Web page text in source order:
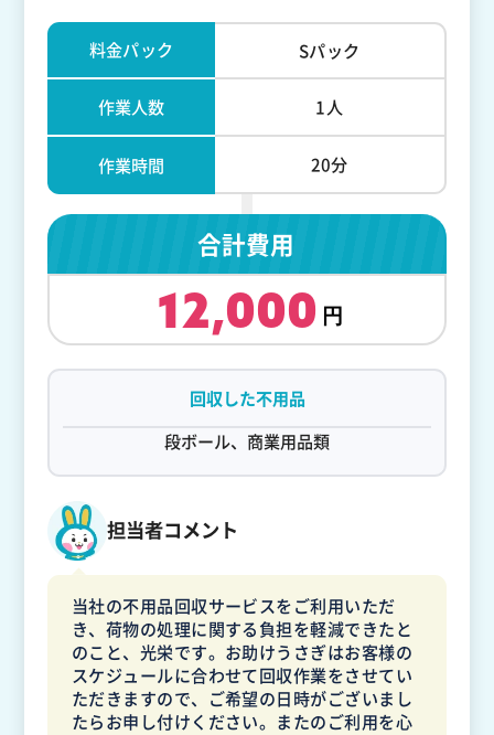
料金パック Sパック
作業人数 1人
作業時間 20分
合計費用
12,000
回収した不用品
段ボール、商業用品類
担当者コメント
当社の不用品回収サービスをご利用いただ
き、荷物の処理に関する負担を軽減できたと
のこと、光栄です。お助けうさぎはお客様の
スケジュールに合わせて回収作業をさせてい
ただきますので、ご希望の日時がございまし
たらお申し付けください。またのご利用を心